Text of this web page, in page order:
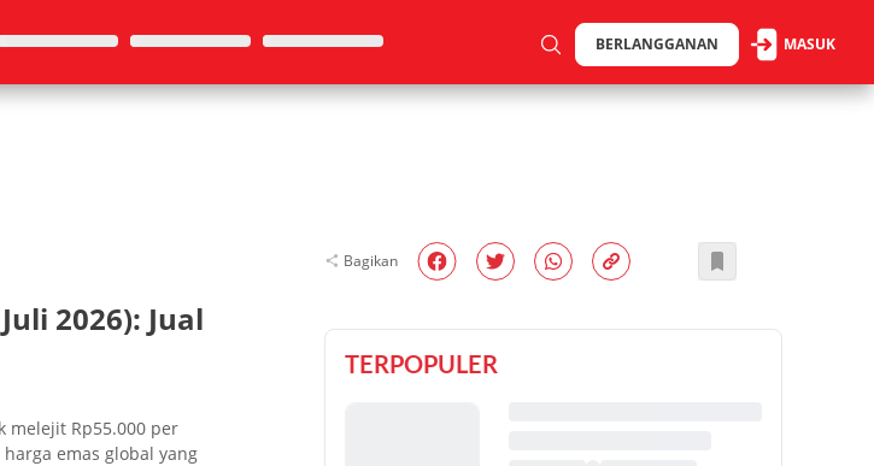
BERLANGGANAN MASUK
2026): Jual
melejit Rp55.000 per
emas global yang
Bagikan
TERPOPULER